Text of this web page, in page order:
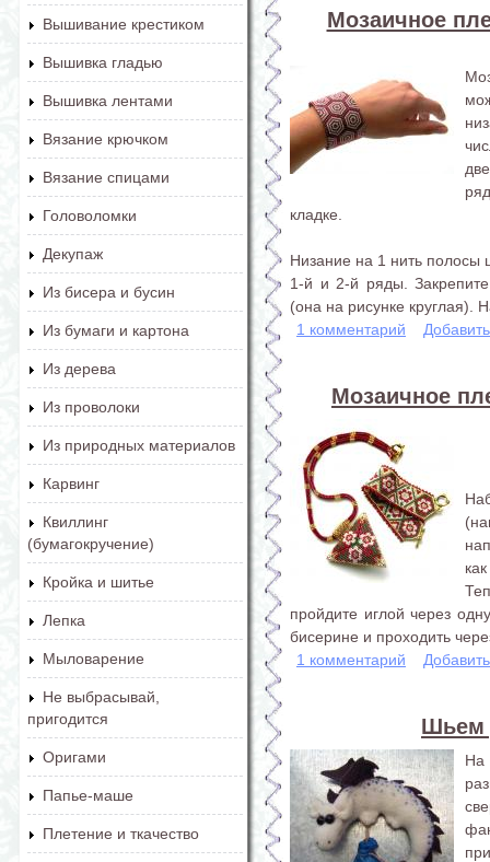
Вышивание крестиком
Вышивка гладью
Вышивка лентами
Вязание крючком
Вязание спицами
Головоломки
Декупаж
Из бисера и бусин
Из бумаги и картона
Из дерева
Из проволоки
Из природных материалов
Карвинг
Квиллинг
(бумагокручение)
Кройка и шитье
Лепка
Мыловарение
Не выбрасывай,
пригодится
Оригами
Папье-маше
Плетение и ткачество
Мозаичное
кладке.
Низание на 1 нить полосы
1-й и 2-й ряды.
(она на рисунке круглая).
1 комментарий
Мозаичное
пройдите иглой через
бисерине и проходить
1 комментарий
Шьем
На